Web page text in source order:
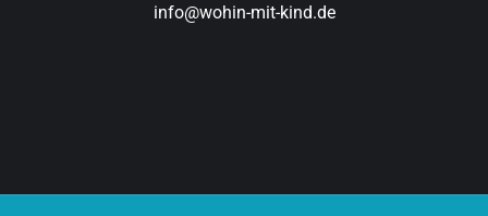
info@wohin-mit-kind.de